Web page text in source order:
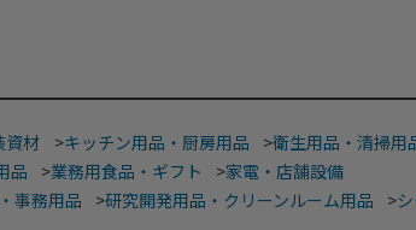
資材 >キッチン用品・厨房用品 >衛生用品・清掃用
品 >業務用食品・ギフト >家電・店舗設備
事務用品 >研究開発用品・クリーンルーム用品 >